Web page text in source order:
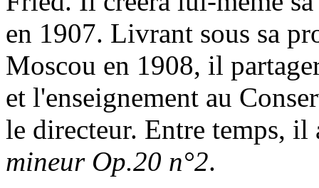
en 1907. Livrant sous sa
Moscou en 1908, il
et l'enseignement au
le directeur. Entre temps,
mineur Op.20 n°2.